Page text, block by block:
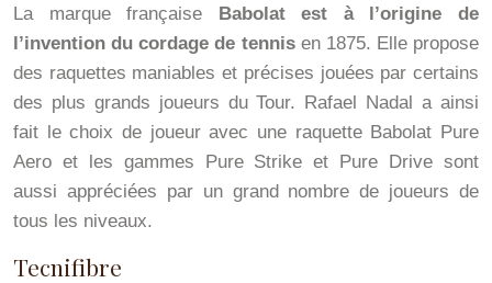
La marque française Babolat est à l’origine de
l’invention du cordage de tennisen 1875. Elle propose
des raquettes maniables et précises jouées par certains
des plus grands joueurs du Tour. Rafael Nadal a ainsi
fait le choix de joueur avec une raquette Babolat Pure
Aero et les gammes Pure Strike et Pure Drive sont
aussi appréciées par un grand nombre de joueurs de
tous les niveaux.
Tecnifibre